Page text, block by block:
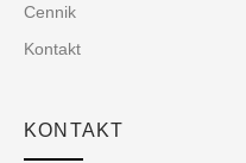
Cennik
Kontakt
KONTAKT